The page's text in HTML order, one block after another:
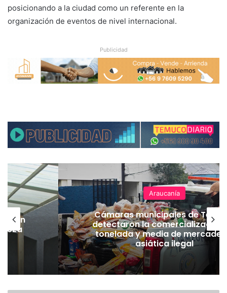
posicionando a la ciudad como un referente en la
organización de eventos de nivel internacional.
Publicidad
Araucanía
Cámaras municipales de
detectaron la comercialización
tonelada y media de
asiática ilegal